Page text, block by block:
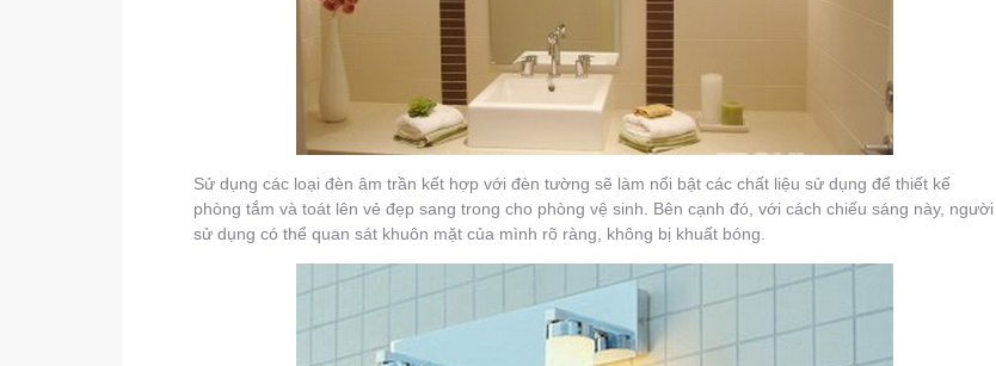
Sử dụng các loại đèn âm trần kết hợp với đèn tường sẽ làm nổi bật các chất liệu sử dụng để thiết kế
phòng tắm và toát lên vẻ đẹp sang trong cho phòng vệ sinh. Bên cạnh đó, với cách chiếu sáng này, người
sử dụng có thể quan sát khuôn mặt của mình rõ ràng, không bị khuất bóng.